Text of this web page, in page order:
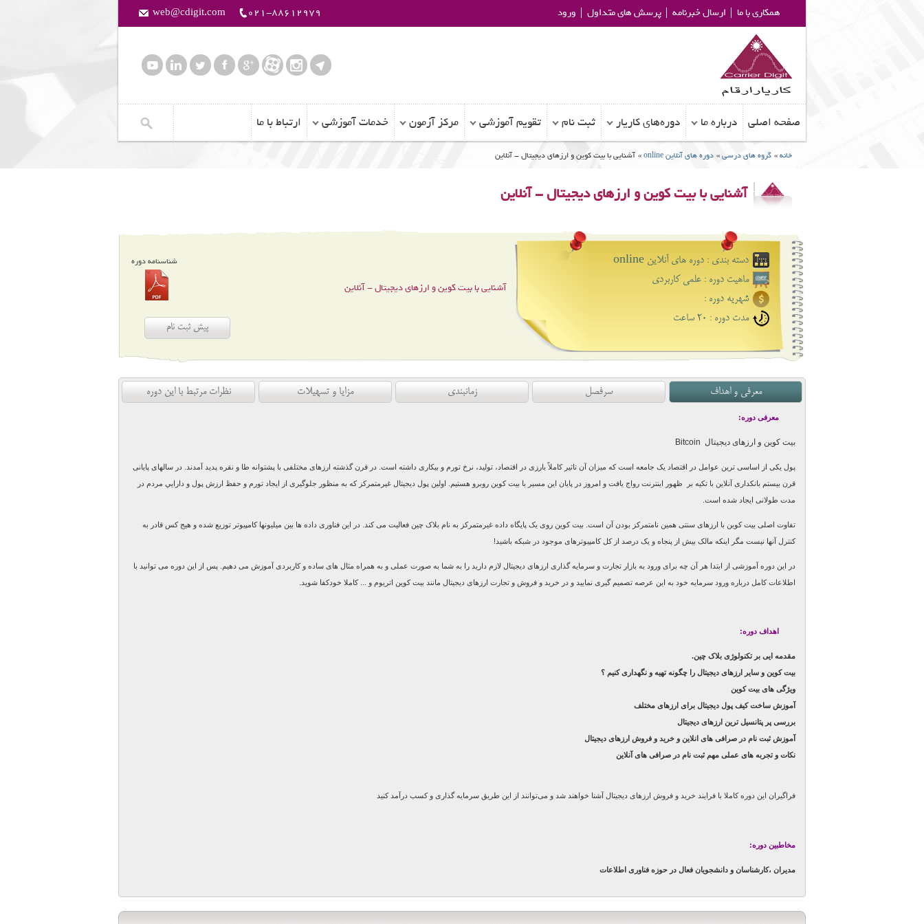
همکاری با ما ارسال خبرنامه پرسش های متداول ورود 021-88612979
web@cdigit.com
صفحه اصلی درباره ما دوره‌های کاریار ثبت نام تقویم آموزشی مرکز آزمون خدمات آموزشی ارتباط با ما
خانه» گروه های درسی» دوره های آنلاین online » آشنایی با بیت کوین و ارزهای دیجیتال - آنلاین
آشنایی با بیت کوین و ارزهای دیجیتال - آنلاین
دسته بندی : دوره های آنلاین online
ماهیت دوره : علمی کاﺭبرﺩی
شهریه دوره :
مدت دوره : 20 ساعت
آشنایی با بیت کوین و ارزهای دیجیتال - آنلاین
شناسنامه دوره
پیش ثبت نام
معرفی و اهداف سرفصل زمانبندی مزایا و تسهیلات نظرات مرتبط با این دوره
معرفی دوره:
بیت کوین و ارزهای دیجیتال Bitcoin
پول یکی از اساسی ترين عوامل در اقتصاد يک جامعه است که ميزان آن تاثیر کاملاً بارزی در اقتصاد، توليد، نرخ تورم و بيکاری داشته است. در قرن گذشته ارزهای مختلفی با پشتوانه طا و نقره پديد آمدند. در سالهای پايانی
قرن بيستم بانکداری آنلاين با تکيه بر ظهور اينترنت رواج يافت و امروز در پايان اين مسير با بيت کوين روبرو هستيم. اولين پول ديجيتال غيرمتمرکز که به منظور جلوگيری از ايجاد تورم و حفظ ارزش پول و دارايي مردم در
مدت طولانی ايجاد شده است
تفاوت اصلی بيت کوين با ارزهای سنتی همين نامتمرکز بودن آن است. بيت کوين روی يک پايگاه داده غيرمتمرکز به نام بلاک چين فعاليت می کند. در اين فناوری داده ها بين ميليونها کامپيوتر توزيع شده و هيج کس قادر به
کنترل آنها نيست مگر اينکه مالک بيش از پنجاه و يک درصد از کل کامپيوترهای موجود در شبکه باشید !
در این دوره آموزشی از ابتدا هر آن چه برای ورود به بازار تجارت و سرمایه گذاری ارزهای دیجیتال لازم دارید را به شما به صورت عملی و به همراه مثال های ساده و کاربردی آموزش می دهیم. پس از این دوره می توانید با
اطلاعات کامل درباره ورود سرمایه خود به این عرصه تصمیم گیری نمایید و در خرید و فروش و تجارت ارزهای دیجیتال مانند بیت کوین اتریوم و ... کاملا خودکفا شوید
اهداف دوره:
مقدمه ایی بر تکنولوژی بلاک چین.
بیت کوین و سایر ارزهای دیجیتال را چگونه تهیه و نگهداری کنیم ؟
ویژگی های بیت کوین
آموزش ساخت کیف پول دیجیتال برای ارزهای مختلف
بررسی پر پتانسیل ترین ارزهای دیجیتال
آموزش ثبت نام در صرافی های انلاین و خرید و فروش ارزهای دیجیتال
نکات و تجربه های عملی مهم ثبت نام در صرافی های آنلاین
فراگیران این دوره کاملا با فرایند خرید و فروش ارزهای دیجیتال آشنا خواهند شد و می‌توانند از این طریق سرمایه گذاری و کسب درآمد کنید
مخاطبین دوره:
مدیران ،کارشناسان و دانشجویان فعال در حوزه فناوری اطلاعات